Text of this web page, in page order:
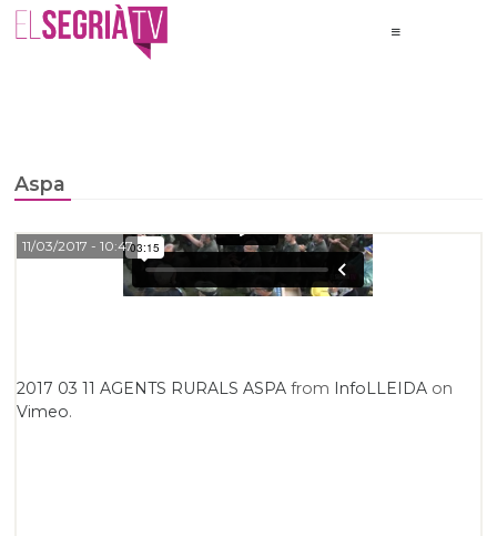
Aspa
2017 03 11 AGENTS RURALS ASPA from InfoLLEIDA on
Vimeo.
11/03/2017 - 10:47